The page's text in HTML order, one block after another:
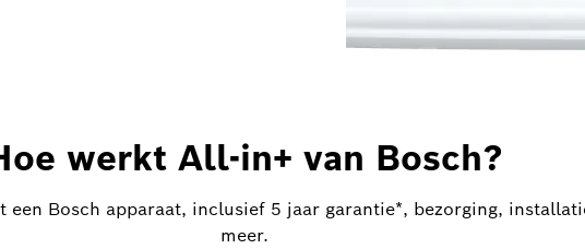
werkt All-in+ van Bosch?
Bosch apparaat, inclusief 5 jaar garantie*, bezorging,
meer.